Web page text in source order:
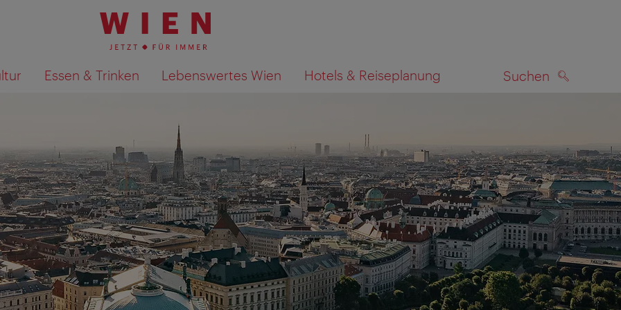
Essen & Trinken Lebenswertes Wien Hotels & Reiseplanung Suchen